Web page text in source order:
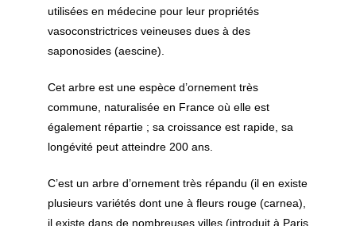
utilisées en médecine pour leur propriétés
vasoconstrictrices veineuses dues à des
saponosides (aescine).
Cet arbre est une espèce d’ornement très
commune, naturalisée en France où elle est
également répartie ; sa croissance est rapide, sa
longévité peut atteindre 200 ans.
C’est un arbre d’ornement très répandu (il en existe
plusieurs variétés dont une à fleurs rouge (carnea),
il existe dans de nombreuses villes (introduit à Paris